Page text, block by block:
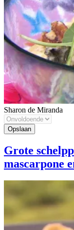
Sharon de Miranda
Grote
mascarpone